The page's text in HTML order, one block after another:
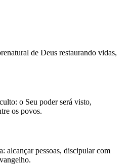
de Deus restaurando vidas,
o Seu poder será visto,
os povos.
alcançar pessoas, discipular com